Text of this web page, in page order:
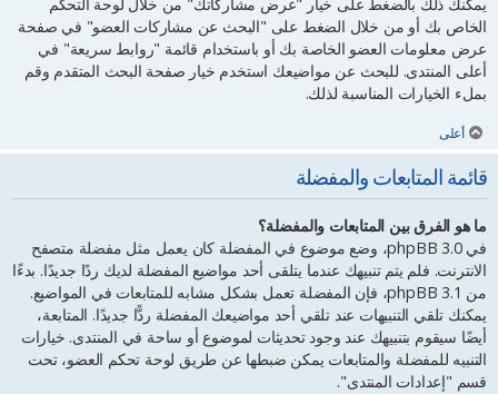
يمكنك ذلك بالضغط على خيار "عرض مشاركاتك" من خلال لوحة التحكم
الخاص بك أو من خلال الضغط على "البحث عن مشاركات العضو" في صفحة
عرض معلومات العضو الخاصة بك أو باستخدام قائمة "روابط سريعة" في
أعلى المنتدى. للبحث عن مواضيعك استخدم خيار صفحة البحث المتقدم وقم
بملء الخيارات المناسبة لذلك.
أعلى
قائمة المتابعات والمفضلة
ما هو الفرق بين المتابعات والمفضلة؟
في phpBB 3.0، وضع موضوع في المفضلة كان يعمل مثل مفضلة متصفح
الانترنت. فلم يتم تنبيهك عندما يتلقى أحد مواضيع المفضلة لديك ردًا جديدًا. بدءًا
من phpBB 3.1، فإن المفضلة تعمل بشكل مشابه للمتابعات في المواضيع.
يمكنك تلقي التنبيهات عند تلقي أحد مواضيعك المفضلة ردًّا جديدًا. المتابعة،
أيضًا سيقوم بتنبيهك عند وجود تحديثات لموضوع أو ساحة في المنتدى. خيارات
التنبيه للمفضلة والمتابعات يمكن ضبطها عن طريق لوحة تحكم العضو، تحت
قسم "إعدادات المنتدى".